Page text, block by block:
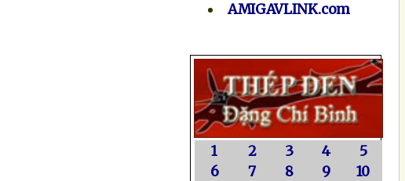
AMIGAVLINK.com
1 2 3 4
5
6
7 8 9
10